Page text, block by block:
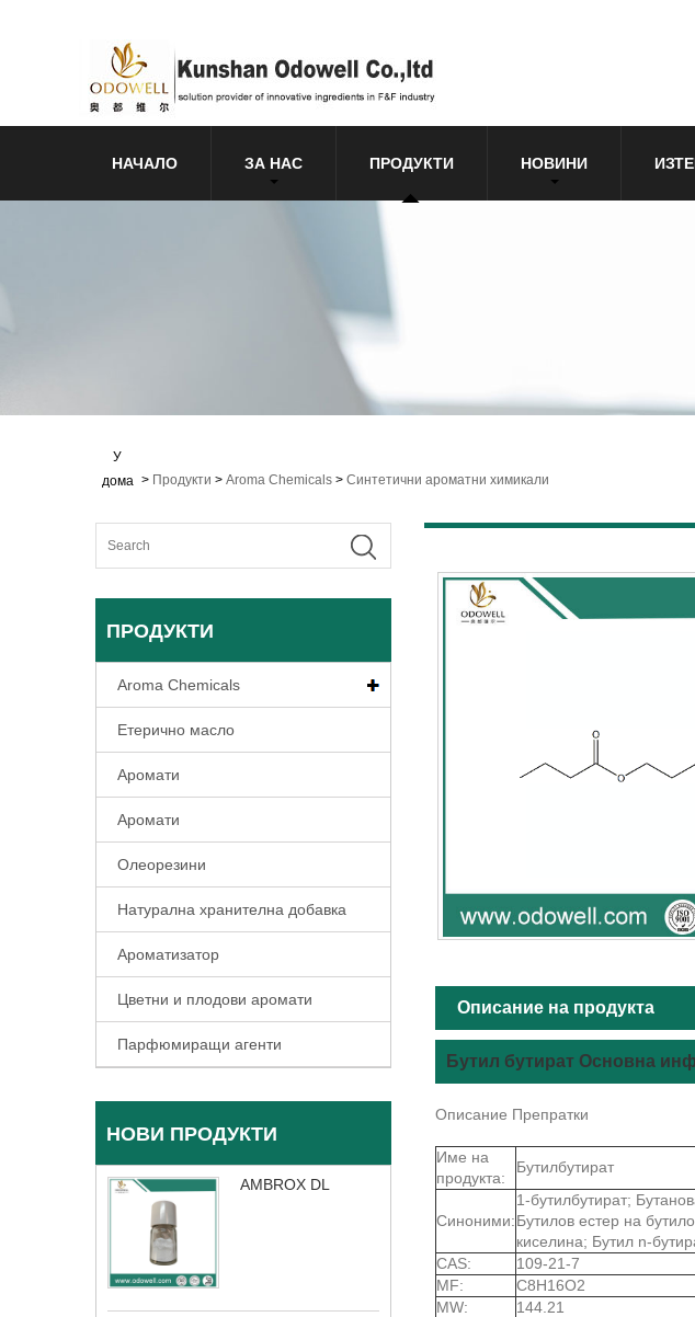
НАЧАЛО ЗА НАС ПРОДУКТИ НОВИНИ
У
дома > Продукти > Aroma Chemicals > Синтетични ароматни химикали
ПРОДУКТИ
Aroma Chemicals
Етерично масло
Аромати
Аромати
Олеорезини
Натурална хранителна добавка
Ароматизатор
Цветни и плодови аромати
Парфюмиращи агенти
НОВИ ПРОДУКТИ
AMBROX DL
Описание на продукта
Бутил бутират Основна
Описание Препратки
Име на
продукта:
Бутилбутират
Синоними:
1-бутилбутират;
Бутилов естер на
киселина; Бутил n-
CAS:
109-21-7
MF:
C8H16O2
MW:
144.21